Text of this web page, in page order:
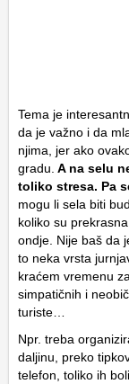
Tema je
da je važno i da
njima, jer ako
gradu. A na selu
toliko stresa. Pa
mogu li sela biti
koliko su
ondje. Nije baš da
to neka vrsta
kraćem vremenu
simpatičnih i
turiste…
Npr. treba
daljinu, preko
telefon, toliko ih